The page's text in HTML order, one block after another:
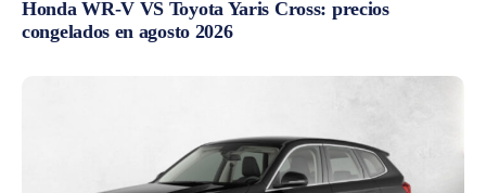
Honda WR-V VS Toyota Yaris Cross: precios
congelados en agosto 2026